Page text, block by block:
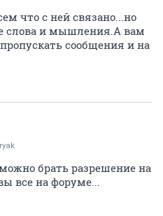
что с ней связано...но
слова и мышления.А вам
сообщения и на
брать разрешение на
все на форуме...